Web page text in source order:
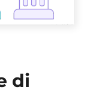
di